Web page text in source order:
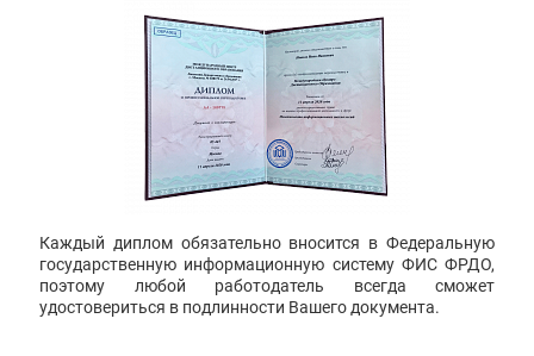
Каждый диплом обязательно вносится в Федеральную
государственную информационную систему ФИС ФРДО,
поэтому любой работодатель всегда сможет
удостовериться в подлинности Вашего документа.